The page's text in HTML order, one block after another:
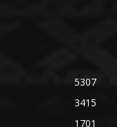
5307
3415
1701